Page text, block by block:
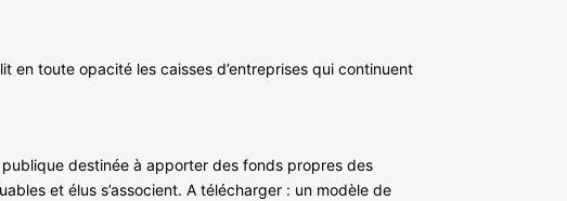
en toute opacité les caisses d’entreprises qui continuent
destinée à apporter des fonds propres des
et élus s’associent. A télécharger : un modèle de